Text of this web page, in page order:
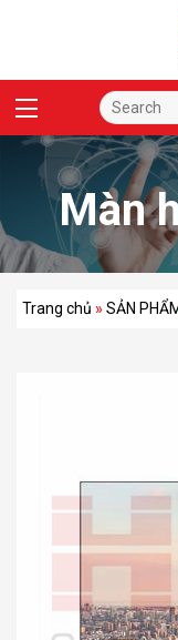
Màn
Trang chủ »SẢN